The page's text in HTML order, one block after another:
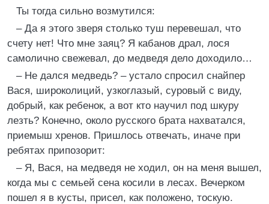
Ты тогда сильно возмутился:
– Да я этого зверя столько туш перевешал, что
счету нет! Что мне заяц? Я кабанов драл, лося
самолично свежевал, до медведя дело доходило…
– Не дался медведь? – устало спросил снайпер
Вася, широколиций, узкоглазый, суровый с виду,
добрый, как ребенок, а вот кто научил под шкуру
лезть? Конечно, около русского брата нахватался,
приемыш хренов. Пришлось отвечать, иначе при
ребятах припозорит:
– Я, Вася, на медведя не ходил, он на меня вышел,
когда мы с семьей сена косили в лесах. Вечерком
пошел я в кусты, присел, как положено, тоскую.